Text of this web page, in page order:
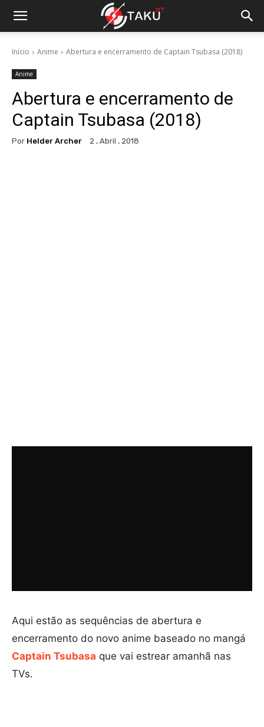
Início Anime Abertura e encerramento de Captain Tsubasa (2018)
Anime
Abertura e encerramento de
Captain Tsubasa (2018)
Por Helder Archer 2 , Abril , 2018
Aqui estão as sequências de abertura e
encerramento do novo anime baseado no mangá
Captain Tsubasa que vai estrear amanhã nas
TVs.